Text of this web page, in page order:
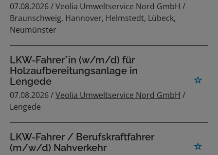
07.08.2026 /Veolia Umweltservice Nord GmbH /
Braunschweig, Hannover, Helmstedt, Lübeck,
Neumünster
LKW-Fahrer*in (w/m/d) für
Holzaufbereitungsanlage in
Lengede
07.08.2026 /Veolia Umweltservice Nord GmbH /
Lengede
LKW-Fahrer / Berufskraftfahrer
(m/w/d) Nahverkehr